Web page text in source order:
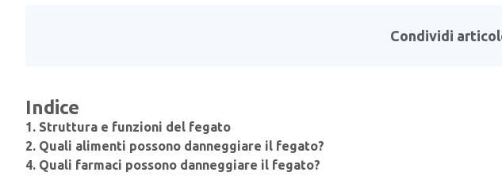
Condividi
Indice
1. Struttura e funzioni del fegato
2. Quali alimenti possono danneggiare il fegato?
4. Quali farmaci possono danneggiare il fegato?